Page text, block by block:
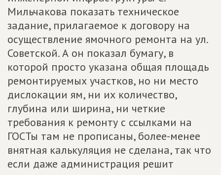
Мильчакова показать техническое
задание, прилагаемое к договору на
осуществление ямочного ремонта на ул.
Советской. А он показал бумагу, в
которой просто указана общая площадь
ремонтируемых участков, но ни место
дислокации ям, ни их количество,
глубина или ширина, ни четкие
требования к ремонту с ссылками на
ГОСТы там не прописаны, более-менее
внятная калькуляция не сделана, так что
если даже администрация решит